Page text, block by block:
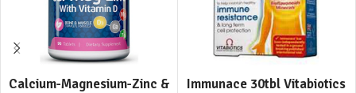
Calcium-Magnesium-Zinc &
Immunace 30tbl Vitabiotics